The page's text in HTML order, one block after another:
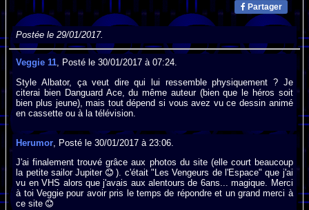
Partager
Postée le 29/01/2017.
Veggie 11, Posté le 30/01/2017 à 07:24.
Style Albator, ça veut dire qui lui ressemble physiquement ? Je
citerai bien Danguard Ace, du même auteur (bien que le héros soit
bien plus jeune), mais tout dépend si vous avez vu ce dessin animé
en cassette ou à la télévision.
Herumor, Posté le 30/01/2017 à 23:06.
J'ai finalement trouvé grâce aux photos du site (elle court beaucoup
la petite sailor Jupiter
). c'était "Les Vengeurs de l'Espace" que j'ai
vu en VHS alors que j'avais aux alentours de 6ans... magique. Merci
à toi Veggie pour avoir pris le temps de répondre et un grand merci à
ce site